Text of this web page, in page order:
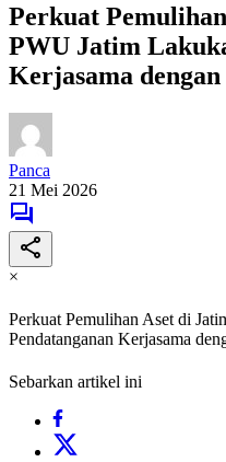
Perkuat
PWU Jatim
Kerjasama
Panca
21 Mei 2026
×
Perkuat Pemulihan Aset di
Pendatanganan Kerjasama
Sebarkan artikel ini